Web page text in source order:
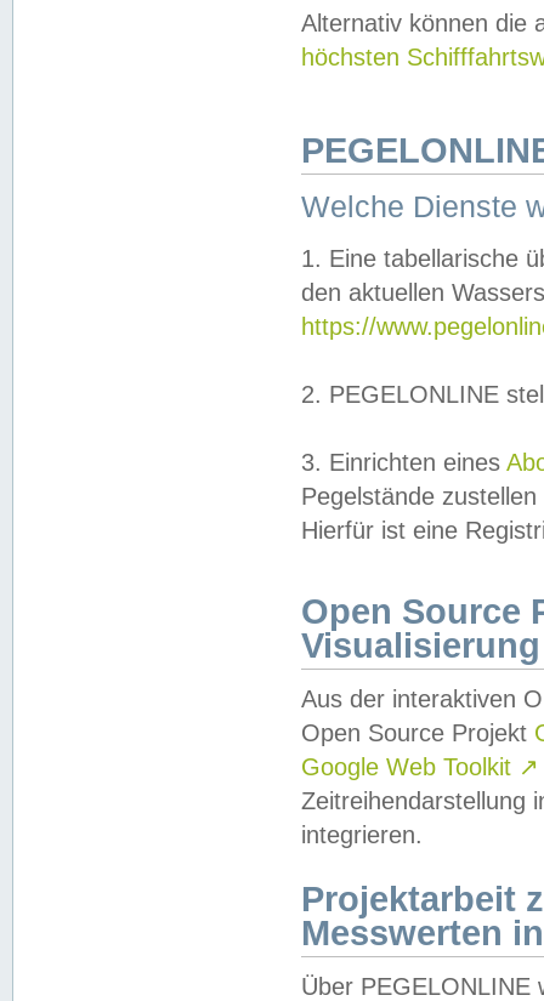
Alternativ können die
höchsten
Welche Dienste
1. Eine tabellarische
den aktuellen
https://
2. PEGELONLINE
3. Einrichten eines
Pegelstände
Hierfür ist eine
Open Source
Visualisierung
Aus der interaktiven
Open Source Projekt
Google Web Toolkit ↗
Zeitreihendarstellung
integrieren.
Projektarbeit
Messwerten
Über PEGELONLINE